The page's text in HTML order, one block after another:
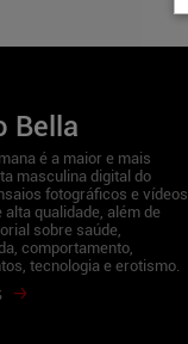
Bella
é a maior e mais
masculina digital do
fotográficos e vídeos
qualidade, além de
sobre saúde,
comportamento,
tecnologia e erotismo.